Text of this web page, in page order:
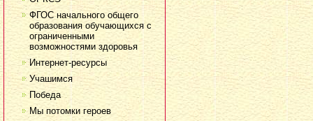
ФГОС начального общего
образования обучающихся с
ограниченными
возможностями здоровья
Интернет-ресурсы
Учашимся
Победа
Мы потомки героев